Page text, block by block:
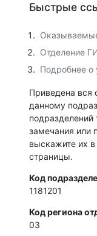
Быстрые
Отделение
Подробнее о
Приведена вся
данному
замечания или
выскажите их
страницы.
Код
1181201
Код региона
03